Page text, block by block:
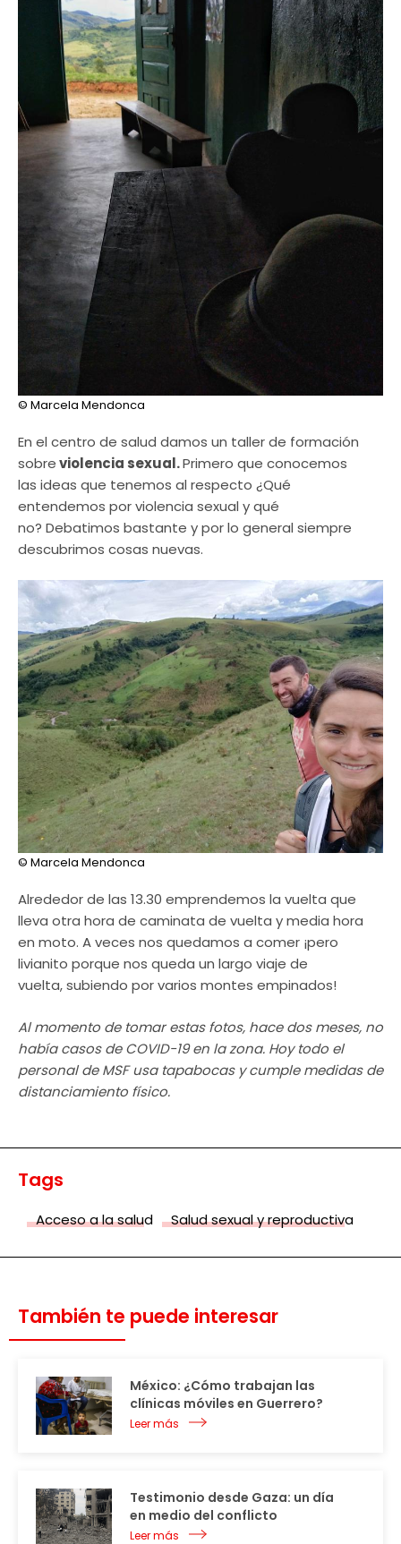
© Marcela Mendonca
En el centro de salud damos un taller de formación
sobreviolencia sexual.Primero que conocemos
las ideas que tenemos al respecto ¿Qué
entendemos por violencia sexual y qué
no? Debatimos bastante y por lo general siempre
descubrimos cosas nuevas.
© Marcela Mendonca
Alrededor de las 13.30 emprendemos la vuelta que
lleva otra hora de caminata de vuelta y media hora
en moto. A veces nos quedamos a comer ¡pero
livianito porque nos queda un largo viaje de
vuelta, subiendo por varios montes empinados!
Al momento de tomar estas fotos, hace dos meses, no
había casos de COVID-19 en la zona. Hoy todo el
personal de MSF usa tapabocas y cumple medidas de
distanciamiento físico.
Tags
Acceso a la salud Salud sexual y reproductiva
También te puede interesar
México: ¿Cómo trabajan las
clínicas móviles en Guerrero?
Leer más
Testimonio desde Gaza: un día
en medio del conflicto
Leer más